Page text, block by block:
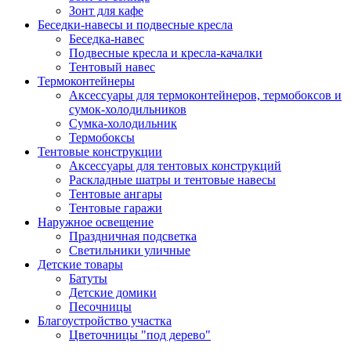
Зонт для кафе
Беседки-навесы и подвесные кресла
Беседка-навес
Подвесные кресла и кресла-качалки
Тентовый навес
Термоконтейнеры
Аксессуары для термоконтейнеров, термобоксов и
сумок-холодильников
Сумка-холодильник
Термобоксы
Тентовые конструкции
Аксессуары для тентовых конструкций
Раскладные шатры и тентовые навесы
Тентовые ангары
Тентовые гаражи
Наружное освещение
Праздничная подсветка
Светильники уличные
Детские товары
Батуты
Детские домики
Песочницы
Благоустройство участка
Цветочницы "под дерево"